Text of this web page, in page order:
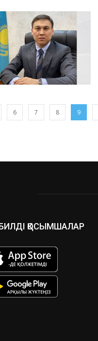
6 7 8 9
ҚОСЫМШАЛАР